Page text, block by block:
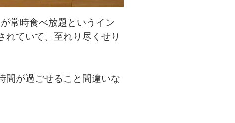
常時食べ放題というイン
れていて、至れり尽くせり
間が過ごせること間違いな